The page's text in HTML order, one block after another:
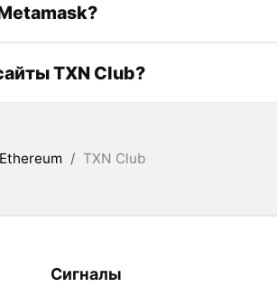
TXN Club?
/ TXN Club
Сигналы